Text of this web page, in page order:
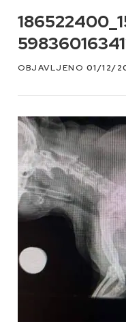
OBJAVLJENO 01/12/